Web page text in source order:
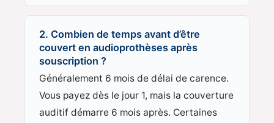
2. Combien de temps avant d’être
couvert en audioprothèses après
souscription ?
Généralement 6 mois de délai de carence.
Vous payez dès le jour 1, mais la couverture
auditif démarre 6 mois après. Certaines